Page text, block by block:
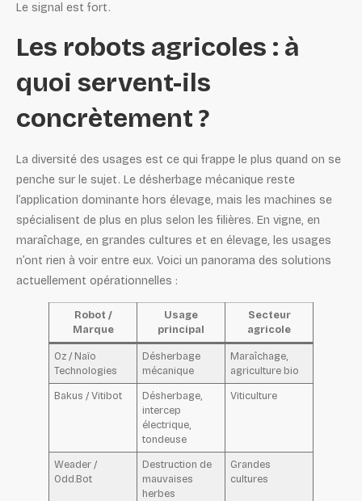
Le signal est fort.
Les robots agricoles : à
quoi servent-ils
concrètement ?
La diversité des usages est ce qui frappe le plus quand on se
penche sur le sujet. Le désherbage mécanique reste
l’application dominante hors élevage, mais les machines se
spécialisent de plus en plus selon les filières. En vigne, en
maraîchage, en grandes cultures et en élevage, les usages
n’ont rien à voir entre eux. Voici un panorama des solutions
actuellement opérationnelles :
Robot /
Marque
Usage
principal
Secteur
agricole
Oz / Naïo
Technologies
Désherbage
mécanique
Maraîchage,
agriculture bio
Bakus / Vitibot
Désherbage,
intercep
électrique,
tondeuse
Viticulture
Weader /
Odd.Bot
Destruction de
mauvaises
herbes
Grandes
cultures